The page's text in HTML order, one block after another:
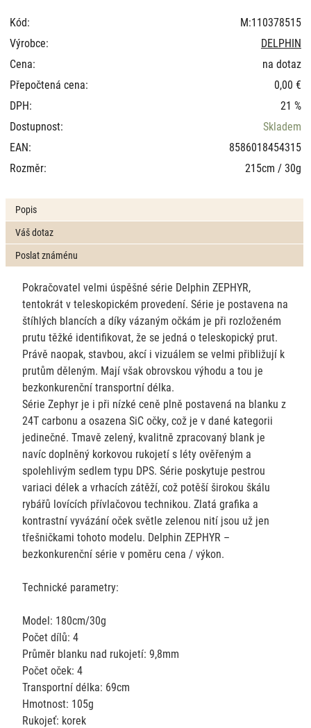
Kód:
M:110378515
Výrobce:
DELPHIN
Cena:
na dotaz
Přepočtená cena:
0,00 €
DPH:
21 %
Dostupnost:
Skladem
EAN:
8586018454315
Rozměr:
215cm / 30g
Popis
Váš dotaz
Poslat známénu
Pokračovatel velmi úspěšné série Delphin ZEPHYR,
tentokrát v teleskopickém provedení. Série je postavena na
štíhlých blancích a díky vázaným očkám je při rozloženém
prutu těžké identifikovat, že se jedná o teleskopický prut.
Právě naopak, stavbou, akcí i vizuálem se velmi přibližují k
prutům děleným. Mají však obrovskou výhodu a tou je
bezkonkurenční transportní délka.
Série Zephyr je i při nízké ceně plně postavená na blanku z
24T carbonu a osazena SiC očky, což je v dané kategorii
jedinečné. Tmavě zelený, kvalitně zpracovaný blank je
navíc doplněný korkovou rukojetí s léty ověřeným a
spolehlivým sedlem typu DPS. Série poskytuje pestrou
variaci délek a vrhacích zátěží, což potěší širokou škálu
rybářů lovících přívlačovou technikou. Zlatá grafika a
kontrastní vyvázání oček světle zelenou nití jsou už jen
třešničkami tohoto modelu. Delphin ZEPHYR –
bezkonkurenční série v poměru cena / výkon.
Technické parametry:
Model: 180cm/30g
Počet dílů: 4
Průměr blanku nad rukojetí: 9,8mm
Počet oček: 4
Transportní délka: 69cm
Hmotnost: 105g
Rukojeť: korek